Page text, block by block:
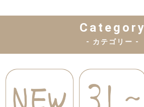
Category
- カテゴリー -